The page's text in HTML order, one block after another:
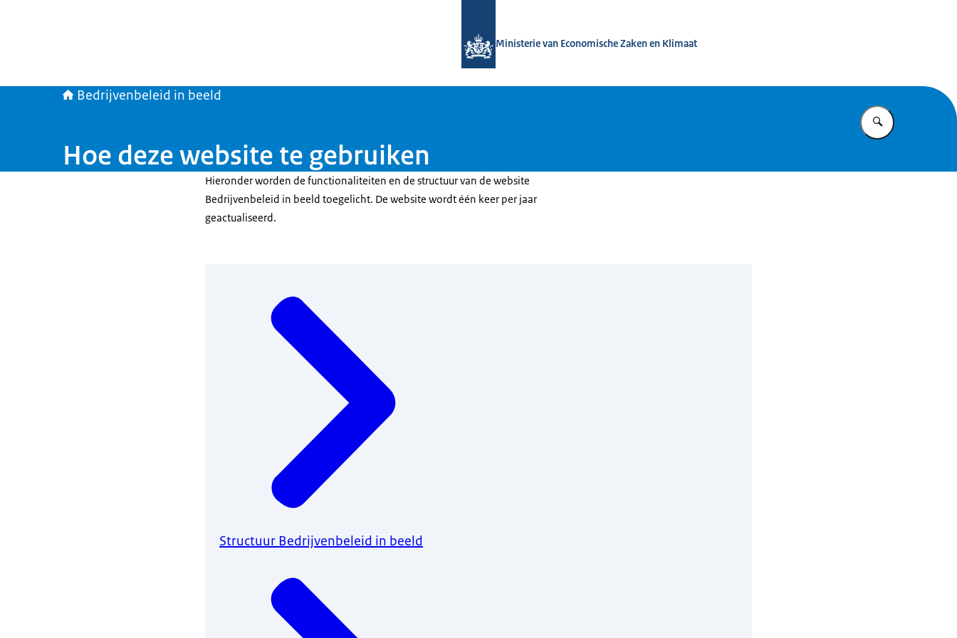
Ministerie van Economische Zaken en Klimaat
Bedrijvenbeleid in beeld
Vul in wat u
Hoe deze website te gebruiken
Hieronder worden de functionaliteiten en de structuur van de website
Bedrijvenbeleid in beeld toegelicht. De website wordt één keer per jaar
geactualiseerd.
Structuur Bedrijvenbeleid in beeld